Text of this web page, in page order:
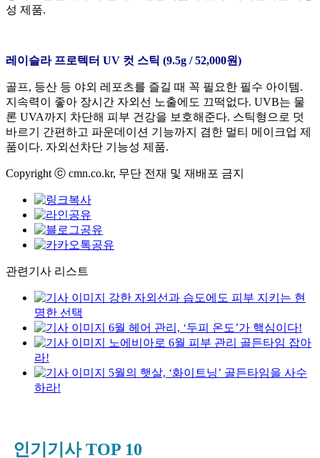
성 제품.
레이슬라 프로텍터 UV 컷 스틱 (9.5g / 52,000원)
골프, 등산 등 야외 레포츠를 즐길 때 꼭 필요한 필수 아이템.
지속력이 좋아 장시간 자외선 노출에도 끄떡없다. UVB는 물
론 UVA까지 차단해 피부 건강을 보호해준다. 스틱형으로 덧
바르기 간편하고 파운데이션 기능까지 겸한 멀티 메이크업 제
품이다. 자외선차단 기능성 제품.
Copyright ⓒ cmn.co.kr, 무단 전재 및 재배포 금지
관련기사 리스트
강한 자외선과 습도에도 피부 지키는 현
명한 선택
6월 헤어 관리, ‘두피 온도’가 핵심이다!
노에비아로 6월 피부 관리 골든타임 잡아
라!
5월의 햇살, ‘화이트닝’ 골든타임을 사수
하라!
인기기사 TOP 10